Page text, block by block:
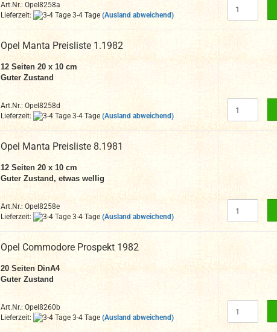
Art.Nr.: Opel8258a
Lieferzeit:
3-4 Tage (Ausland abweichend)
Opel Manta Preisliste 1.1982
12 Seiten 20 x 10 cm
Guter Zustand
Art.Nr.: Opel8258d
Lieferzeit:
3-4 Tage (Ausland abweichend)
Opel Manta Preisliste 8.1981
12 Seiten 20 x 10 cm
Guter Zustand, etwas wellig
Art.Nr.: Opel8258e
Lieferzeit:
3-4 Tage (Ausland abweichend)
Opel Commodore Prospekt 1982
20 Seiten DinA4
Guter Zustand
Art.Nr.: Opel8260b
Lieferzeit:
3-4 Tage (Ausland abweichend)